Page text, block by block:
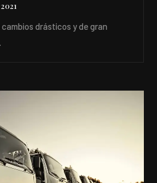
drásticos y de gran